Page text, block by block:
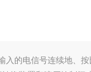
入的电信号连续地、